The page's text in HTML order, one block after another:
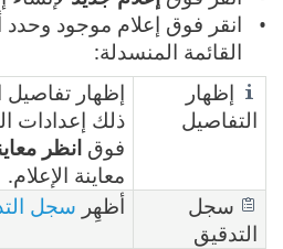
انقر فوق إعلام موجود وحدد
القائمة المنسدلة:
إظهار
التفاصيل
إظهار تفاصيل
ذلك إعدادات
فوق انظر
معاينة الإعلام.
سجل
التدقيق
أظهِر سجل